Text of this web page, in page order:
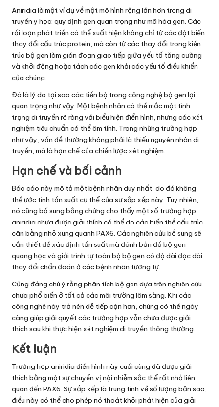
Aniridia là một ví dụ về một mô hình rộng lớn hơn trong di
truyền y học: quy định gen quan trọng như mã hóa gen. Các
rối loạn phát triển có thể xuất hiện không chỉ từ các đột biến
thay đổi cấu trúc protein, mà còn từ các thay đổi trong kiến
trúc bộ gen làm gián đoạn giao tiếp giữa yếu tố tăng cường
và khởi động hoặc tách các gen khỏi các yếu tố điều khiển
của chúng.
Đó là lý do tại sao các tiến bộ trong công nghệ bộ gen lại
quan trọng như vậy. Một bệnh nhân có thể mắc một tình
trạng di truyền rõ ràng với biểu hiện điển hình, nhưng các xét
nghiệm tiêu chuẩn có thể âm tính. Trong những trường hợp
như vậy, vấn đề thường không phải là thiếu nguyên nhân di
truyền, mà là hạn chế của chiến lược xét nghiệm.
Hạn chế và bối cảnh
Báo cáo này mô tả một bệnh nhân duy nhất, do đó không
thể ước tính tần suất cụ thể của sự sắp xếp này. Tuy nhiên,
nó cũng bổ sung bằng chứng cho thấy một số trường hợp
aniridia chưa được giải thích có thể do các biến thể cấu trúc
cân bằng nhỏ xung quanh PAX6. Các nghiên cứu bổ sung sẽ
cần thiết để xác định tần suất mà đánh bản đồ bộ gen
quang học và giải trình tự toàn bộ bộ gen có độ dài đọc dài
thay đổi chẩn đoán ở các bệnh nhân tương tự.
Cũng đáng chú ý rằng phân tích bộ gen dựa trên nghiên cứu
chưa phổ biến ở tất cả các môi trường lâm sàng. Khi các
công nghệ này trở nên dễ tiếp cận hơn, chúng có thể ngày
càng giúp giải quyết các trường hợp vẫn chưa được giải
thích sau khi thực hiện xét nghiệm di truyền thông thường.
Kết luận
Trường hợp aniridia điển hình này cuối cùng đã được giải
thích bằng một sự chuyển vị nội nhiễm sắc thể rất nhỏ liên
quan đến PAX6. Sự sắp xếp là trung tính về số lượng bản sao,
điều này có thể cho phép nó thoát khỏi phát hiện của giải